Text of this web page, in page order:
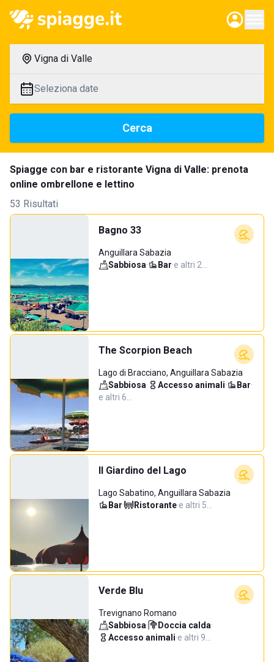
Vigna di Valle
Seleziona date
Cerca
Spiagge con bar e ristorante Vigna di Valle: prenota
online ombrellone e lettino
53 Risultati
Bagno 33
Anguillara Sabazia
Sabbiosa· Bar·e altri 2…
The Scorpion Beach
Lago di Bracciano, Anguillara Sabazia
Sabbiosa· Accesso animali· Bar·
e altri 6…
Il Giardino del Lago
Lago Sabatino, Anguillara Sabazia
Bar· Ristorante·e altri 5…
Verde Blu
Trevignano Romano
Sabbiosa· Doccia calda·
Accesso animali·e altri 9…